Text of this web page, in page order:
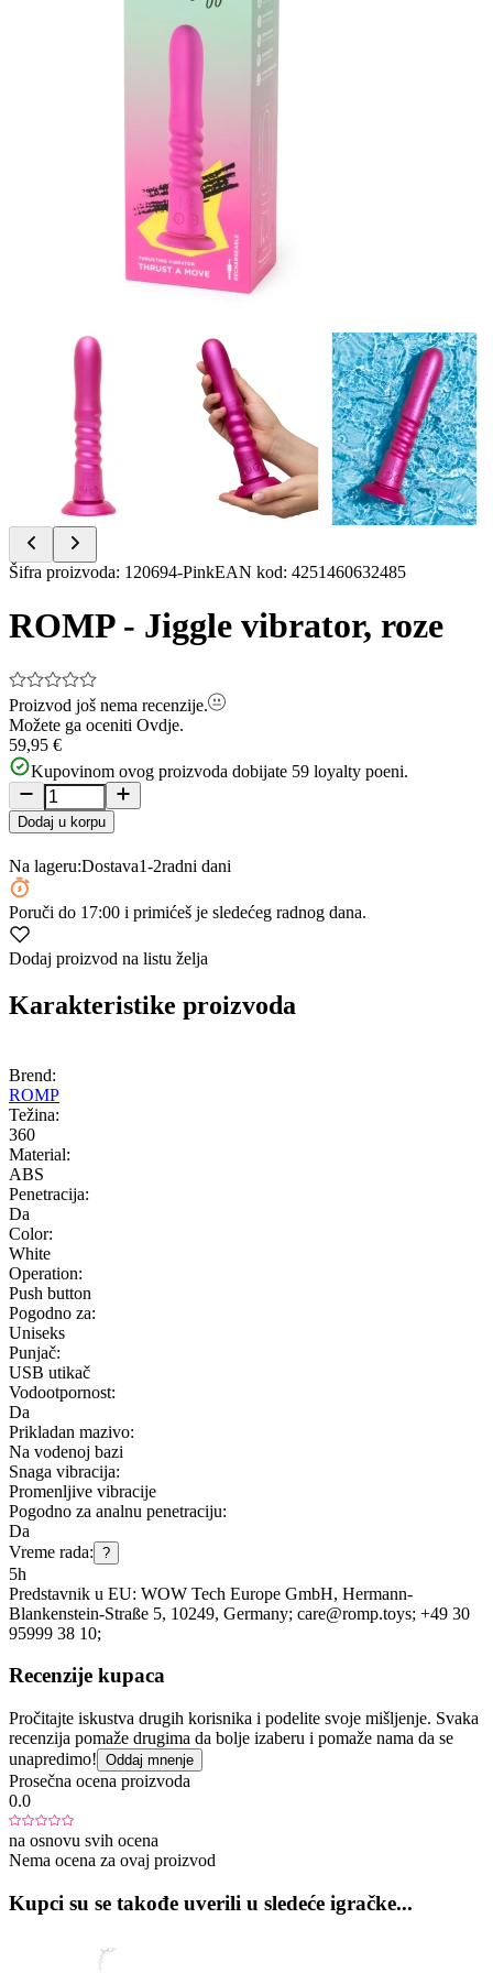
Item
of
Šifra proizvoda: 120694-PinkEAN kod: 4251460632485
ROMP - Jiggle vibrator, roze
Proizvod još nema recenzije.
Možete ga oceniti Ovdje.
59,95 €
Kupovinom ovog proizvoda dobijate 59 loyalty poeni.
Dodaj u korpu
Na lageru:Dostava1-2radni dani
Poruči do 17:00 i primićeš je sledećeg radnog dana.
Dodaj proizvod na listu želja
Karakteristike proizvoda
Brend:
ROMP
Težina:
360
Material:
ABS
Penetracija:
Da
Color:
White
Operation:
Push button
Pogodno za:
Uniseks
Punjač:
USB utikač
Vodootpornost:
Da
Prikladan mazivo:
Na vodenoj bazi
Snaga vibracija:
Promenljive vibracije
Pogodno za analnu penetraciju:
Da
Vreme rada: ?
5h
Predstavnik u EU: WOW Tech Europe GmbH, Hermann-
Blankenstein-Straße 5, 10249, Germany; care@romp.toys; +49 30
95999 38 10;
Recenzije kupaca
Pročitajte iskustva drugih korisnika i podelite svoje mišljenje. Svaka
recenzija pomaže drugima da bolje izaberu i pomaže nama da se
unapredimo! Oddaj mnenje
Prosečna ocena proizvoda
0.0
na osnovu svih ocena
Nema ocena za ovaj proizvod
Kupci su se takođe uverili u sledeće igračke...